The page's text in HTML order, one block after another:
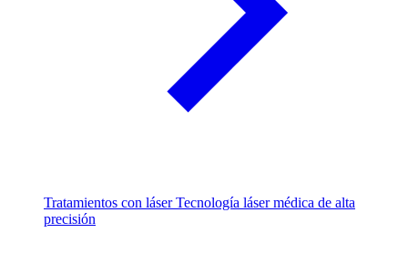
Tratamientos con láserTecnología láser médica de alta
precisión